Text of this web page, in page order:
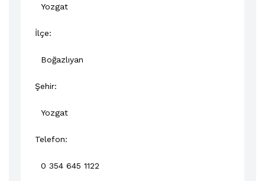
Yozgat
İlçe:
Boğazlıyan
Şehir:
Yozgat
Telefon:
0 354 645 1122